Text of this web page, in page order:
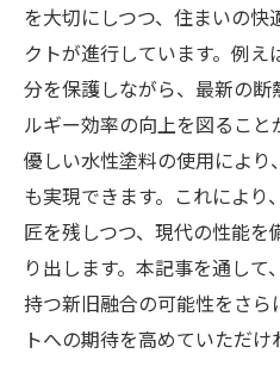
を大切にしつつ、住まいの快
クトが進行しています。例
分を保護しながら、最新の
ルギー効率の向上を図るこ
優しい水性塗料の使用によ
も実現できます。これにより
匠を残しつつ、現代の性能
り出します。本記事を通し
持つ新旧融合の可能性をさ
トへの期待を高めていただけ